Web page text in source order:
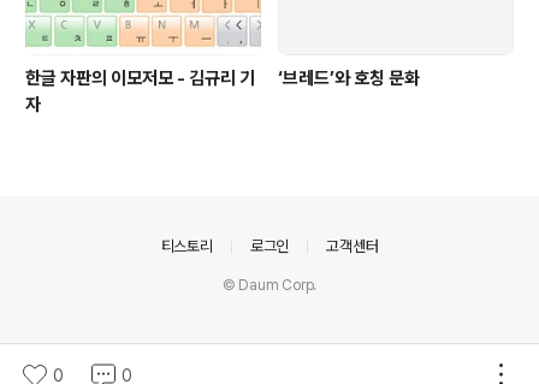
한글 자판의 이모저모 - 김규리 기
자
‘브레드’와 호칭 문화
0 0
티스토리 로그인 고객센터
© Daum Corp.